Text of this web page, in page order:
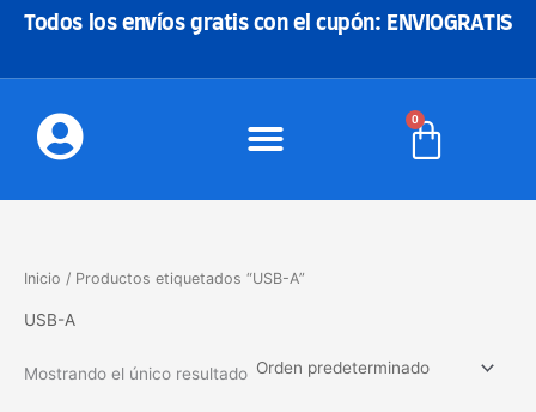
Todos los envíos gratis con el cupón: ENVIOGRATIS
0
Carrito
Inicio / Productos etiquetados “USB-A”
USB-A
Mostrando el único resultado